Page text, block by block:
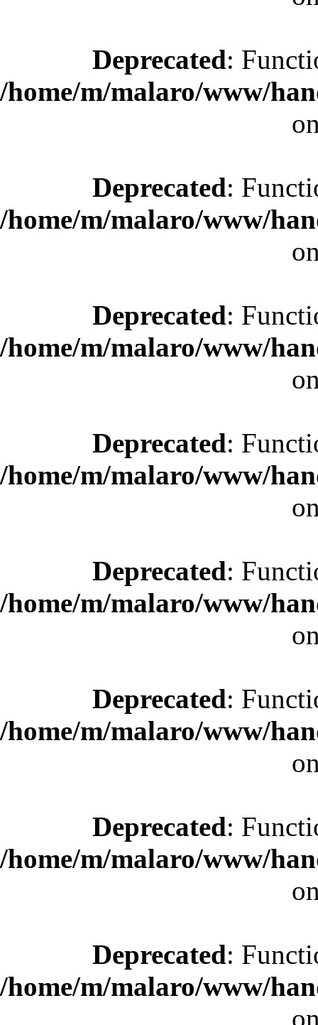
Deprecated:
/home/m/malaro/www/
Deprecated:
/home/m/malaro/www/
Deprecated:
/home/m/malaro/www/
Deprecated:
/home/m/malaro/www/
Deprecated:
/home/m/malaro/www/
Deprecated:
/home/m/malaro/www/
Deprecated:
/home/m/malaro/www/
Deprecated:
/home/m/malaro/www/